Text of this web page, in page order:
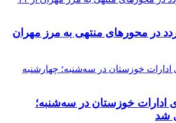
در محورهای منتهی به مرز مهران
خوزستان در سه‌شنبه؛
شد